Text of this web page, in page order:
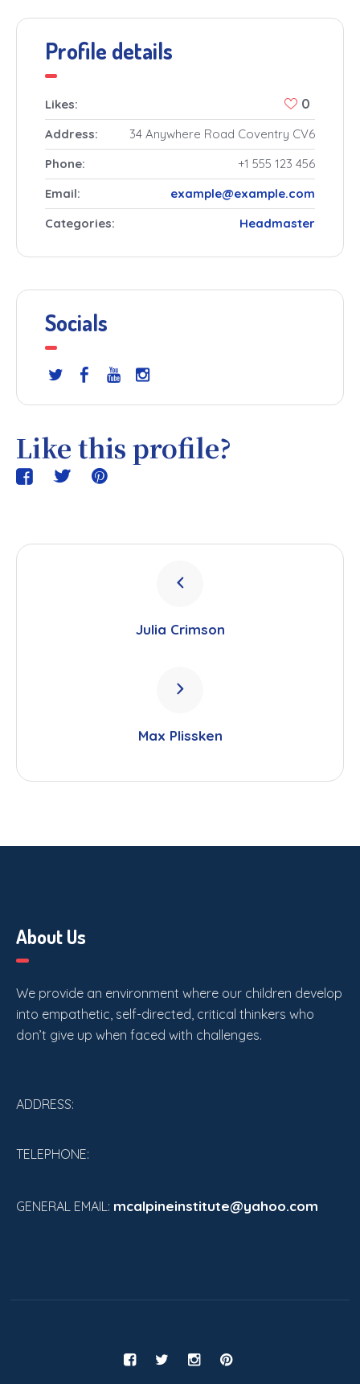
Profile details
Likes: 0
Address:
34 Anywhere Road Coventry CV6
Phone:
+1 555 123 456
Email:
example@example.com
Categories:
Headmaster
Socials
Like this profile?
Julia Crimson
Max Plissken
About Us
We provide an environment where our children develop
into empathetic, self-directed, critical thinkers who
don’t give up when faced with challenges.
ADDRESS:
TELEPHONE:
GENERAL EMAIL: mcalpineinstitute@yahoo.com